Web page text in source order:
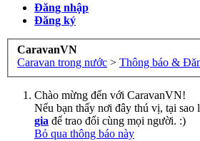
Đăng nhập
Đăng ký
CaravanVN
Caravan trong nước > Thông báo &
Chào mừng đến với CaravanVN!
Nếu bạn thấy nơi đây thú vị, tại sao
gia để trao đổi cùng mọi người. :)
Bỏ qua thông báo này